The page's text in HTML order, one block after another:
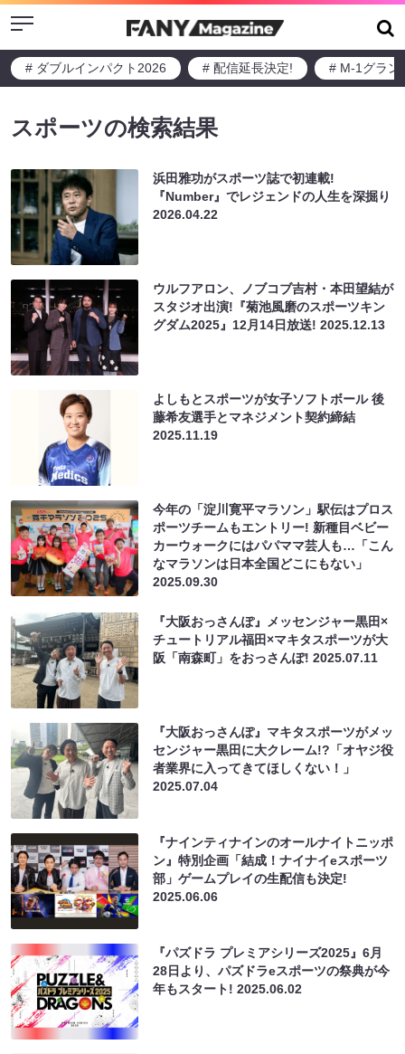
Menu
# ダブルインパクト2026 # 配信延長決定! # M-1グラン
スポーツの検索結果
浜田雅功がスポーツ誌で初連載!
『Number』でレジェンドの人生を深掘り
2026.04.22
ウルフアロン、ノブコブ吉村・本田望結が
スタジオ出演!『菊池風磨のスポーツキン
グダム2025』12月14日放送!2025.12.13
よしもとスポーツが女子ソフトボール 後
藤希友選手とマネジメント契約締結
2025.11.19
今年の「淀川寛平マラソン」駅伝はプロス
ポーツチームもエントリー! 新種目ベビー
カーウォークにはパパママ芸人も…「こん
なマラソンは日本全国どこにもない」
2025.09.30
『大阪おっさんぽ』メッセンジャー黒田×
チュートリアル福田×マキタスポーツが大
阪「南森町」をおっさんぽ!2025.07.11
『大阪おっさんぽ』マキタスポーツがメッ
センジャー黒田に大クレーム!?「オヤジ役
者業界に入ってきてほしくない！」
2025.07.04
『ナインティナインのオールナイトニッポ
ン』特別企画「結成！ナイナイeスポーツ
部」ゲームプレイの生配信も決定!
2025.06.06
『パズドラ プレミアシリーズ2025』6月
28日より、パズドラeスポーツの祭典が今
年もスタート!2025.06.02